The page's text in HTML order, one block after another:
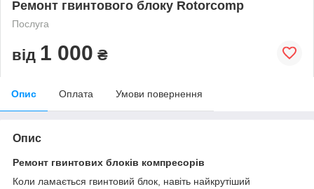
Ремонт гвинтового блоку Rotorcomp
Послуга
від 1 000 ₴
Опис Оплата Умови повернення
Опис
Ремонт гвинтових блоків компресорів
Коли ламається гвинтовий блок, навіть найкрутіший